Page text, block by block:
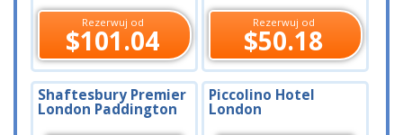
Rezerwuj od
$101.04
Rezerwuj od
$50.18
Shaftesbury Premier
London Paddington
Piccolino Hotel
London